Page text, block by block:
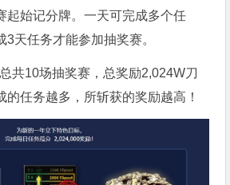
起始记分牌。一天可完成多个任
天任务才能参加抽奖赛。
共10场抽奖赛，总奖励2,024W刀
的任务越多，所斩获的奖励越高！